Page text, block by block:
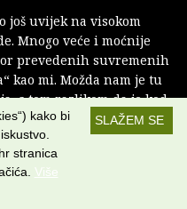
još uvijek na visokom
Mnogo veće i moćnije
prevedenih suvremenih
kao mi. Možda nam je tu
s tom razlikom da je kod
tako lako ne dobijaju
kulture svojim
u susret čak i velikim
Tu situacija u nekoj
socijalizma. Što je dobro,
SLAŽEM SE
kako bi
stranica
Više